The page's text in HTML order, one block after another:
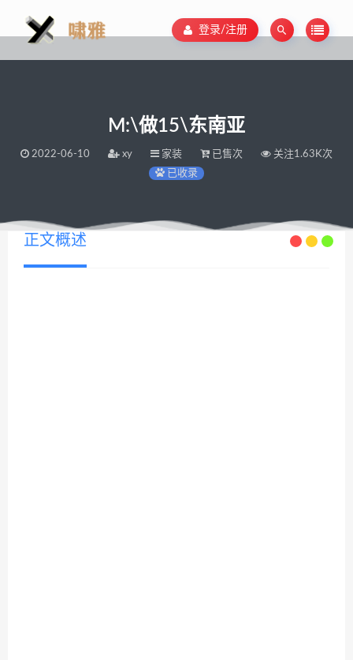
登录/注册
M:\做15\东南亚
2022-06-10 xy 家装 已售次
关注1.63K次
已收录
正文概述